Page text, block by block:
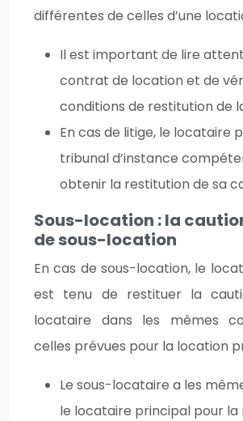
différentes de celles d’une
Il est important de lire
contrat de location et de
conditions de restitution de
En cas de litige, le locataire
tribunal d’instance
obtenir la restitution de sa
Sous-location : la
de sous-location
En cas de sous-location, le
est tenu de restituer la
locataire dans les mêmes
celles prévues pour la location
Le sous-locataire a les
le locataire principal pour la